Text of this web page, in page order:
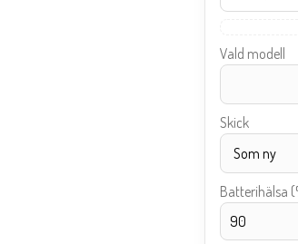
Vald modell
Skick
Batterihälsa